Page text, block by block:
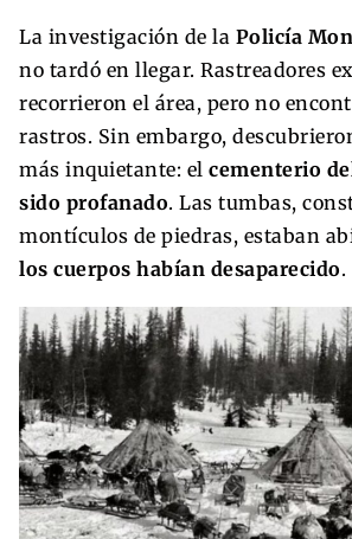
La investigación de la Policía
no tardó en llegar. Rastreadores
recorrieron el área, pero no
rastros. Sin embargo,
más inquietante: el cementerio
sido profanado. Las tumbas,
montículos de piedras, estaban
los cuerpos habían desaparecido.